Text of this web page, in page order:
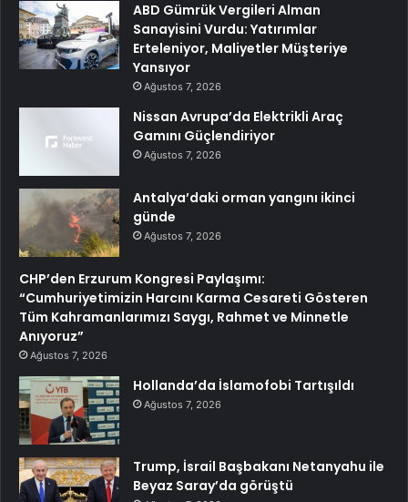
ABD Gümrük Vergileri Alman
Sanayisini Vurdu: Yatırımlar
Erteleniyor, Maliyetler Müşteriye
Yansıyor
Ağustos 7, 2026
Nissan Avrupa’da Elektrikli Araç
Gamını Güçlendiriyor
Ağustos 7, 2026
Antalya’daki orman yangını ikinci
günde
Ağustos 7, 2026
CHP’den Erzurum Kongresi Paylaşımı:
“Cumhuriyetimizin Harcını Karma Cesareti Gösteren
Tüm Kahramanlarımızı Saygı, Rahmet ve Minnetle
Anıyoruz”
Ağustos 7, 2026
Hollanda’da İslamofobi Tartışıldı
Ağustos 7, 2026
Trump, İsrail Başbakanı Netanyahu ile
Beyaz Saray’da görüştü